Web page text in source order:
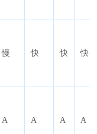
慢 快 快 快
A A A A